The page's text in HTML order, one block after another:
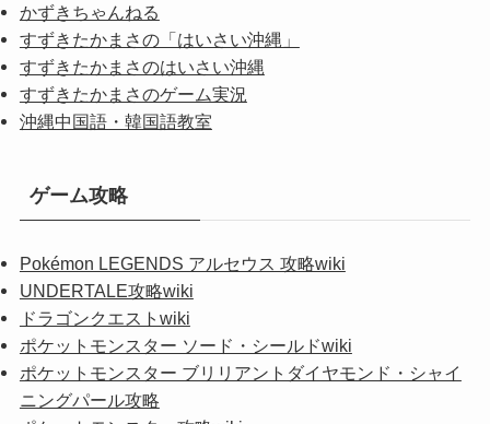
かずきちゃんねる
すずきたかまさの「はいさい沖縄」
すずきたかまさのはいさい沖縄
すずきたかまさのゲーム実況
沖縄中国語・韓国語教室
ゲーム攻略
Pokémon LEGENDS アルセウス 攻略wiki
UNDERTALE攻略wiki
ドラゴンクエストwiki
ポケットモンスター ソード・シールドwiki
ポケットモンスター ブリリアントダイヤモンド・シャイ
ニングパール攻略